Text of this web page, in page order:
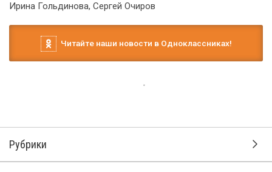
Ирина Гольдинова, Сергей Очиров
Читайте наши новости в Одноклассниках!
Рубрики